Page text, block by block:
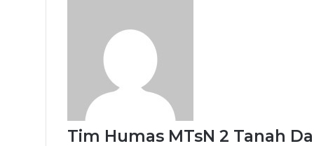
Tim Humas MTsN 2 Tanah